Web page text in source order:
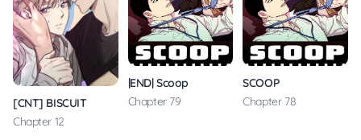
[CNT] BISCUIT
Chapter 12
|END| Scoop
Chapter 79
SCOOP
Chapter 78